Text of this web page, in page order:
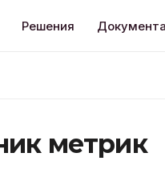
Решения
метрик